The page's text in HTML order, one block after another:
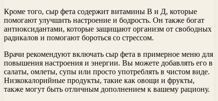
Кроме того, сыр фета содержит витамины В и Д, которые
помогают улучшить настроение и бодрость. Он также богат
антиоксидантами, которые защищают организм от свободных
радикалов и помогают бороться со стрессом.
Врачи рекомендуют включать сыр фета в примерное меню для
повышения настроения и энергии. Вы можете добавлять его в
салаты, омлеты, супы или просто употреблять в чистом виде.
Низкокалорийные продукты, такие как овощи и фрукты,
также могут быть отличным дополнением к вашему рациону.